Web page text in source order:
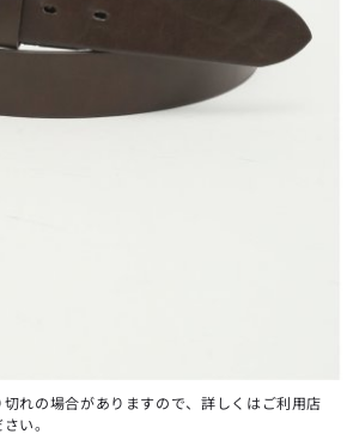
れの場合がありますので、詳しくはご利用店
い。